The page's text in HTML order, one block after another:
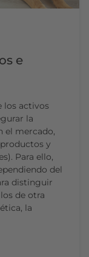
e
los activos
la
el mercado,
y
Para ello,
del
distinguir
de otra
la